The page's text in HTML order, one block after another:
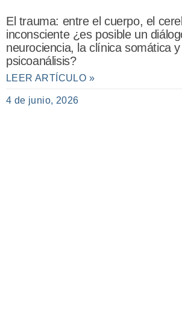
El trauma: entre el cuerpo, el
inconsciente ¿es posible un
neurociencia, la clínica somática y
psicoanálisis?
LEER ARTÍCULO »
4 de junio, 2026